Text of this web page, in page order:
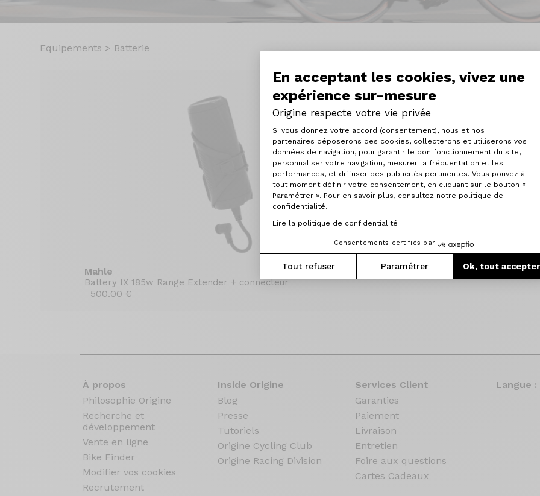
En acceptant les cookies, vivez une
expérience sur-mesure
Origine respecte votre vie privée
Plateforme de Gestion du
Si vous donnez votre accord (consentement), nous et nos
partenaires déposerons des cookies, collecterons et utiliserons vos
données de navigation, pour garantir le bon fonctionnement du site,
personnaliser votre navigation, mesurer la fréquentation et les
performances, et diffuser des publicités pertinentes. Vous pouvez à
tout moment définir votre consentement, en cliquant sur le bouton «
Paramétrer ». Pour en savoir plus, consultez notre politique de
confidentialité.
Lire la politique de confidentialité
Consentements certifiés par
Tout refuser Paramétrer Ok, tout accepter
Axeptio consent
Equipements > Batterie
Mahle
Battery IX 185w Range Extender + connecteur
500.00 €
À propos
Philosophie Origine
Recherche et
développement
Vente en ligne
Bike Finder
Modifier vos cookies
Recrutement
Inside Origine
Blog
Presse
Tutoriels
Origine Cycling Club
Origine Racing Division
Services Client
Garanties
Paiement
Livraison
Entretien
Foire aux questions
Cartes Cadeaux
Langue :